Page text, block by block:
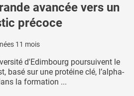
avancée vers un
précoce
11 mois
d'Edimbourg poursuivent le
basé sur une protéine clé, l’alpha-
la formation ...